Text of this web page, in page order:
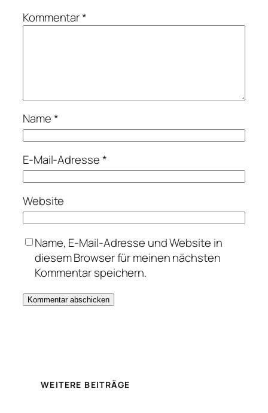
Kommentar*
Name*
E-Mail-Adresse*
Website
Name, E-Mail-Adresse und Website in
diesem Browser für meinen nächsten
Kommentar speichern.
WEITERE BEITRÄGE